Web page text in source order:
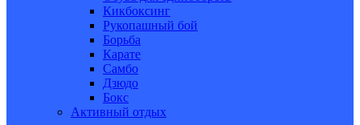
Кикбоксинг
Рукопашный бой
Борьба
Карате
Самбо
Дзюдо
Бокс
Активный отдых